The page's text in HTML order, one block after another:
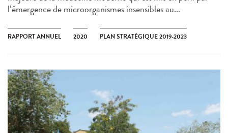
l’émergence de microorganismes insensibles au...
RAPPORT ANNUEL 2020 PLAN STRATÉGIQUE 2019-2023